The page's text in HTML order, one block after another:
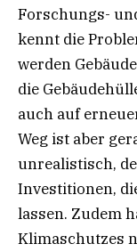
Forschungs-
kennt die
werden
die
auch auf
Weg ist aber
unrealistisch,
Investitionen,
lassen. Zudem
Klimaschutzes